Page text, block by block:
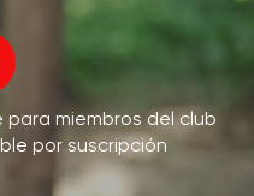
miembros del club
por suscripción